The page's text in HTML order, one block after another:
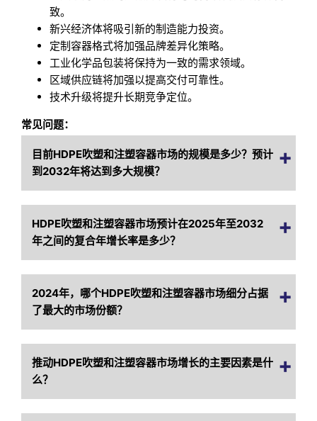
致。
新兴经济体将吸引新的制造能力投资。
定制容器格式将加强品牌差异化策略。
工业化学品包装将保持为一致的需求领域。
区域供应链将加强以提高交付可靠性。
技术升级将提升长期竞争定位。
常见问题：
目前HDPE吹塑和注塑容器市场的规模是多少？预计
到2032年将达到多大规模？
HDPE吹塑和注塑容器市场预计在2025年至2032
年之间的复合年增长率是多少？
2024年，哪个HDPE吹塑和注塑容器市场细分占据
了最大的市场份额？
推动HDPE吹塑和注塑容器市场增长的主要因素是什
么？